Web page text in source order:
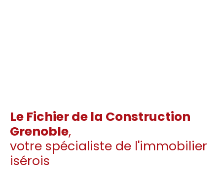
Le Fichier de la Construction
Grenoble,
votre spécialiste de l'immobilier
isérois